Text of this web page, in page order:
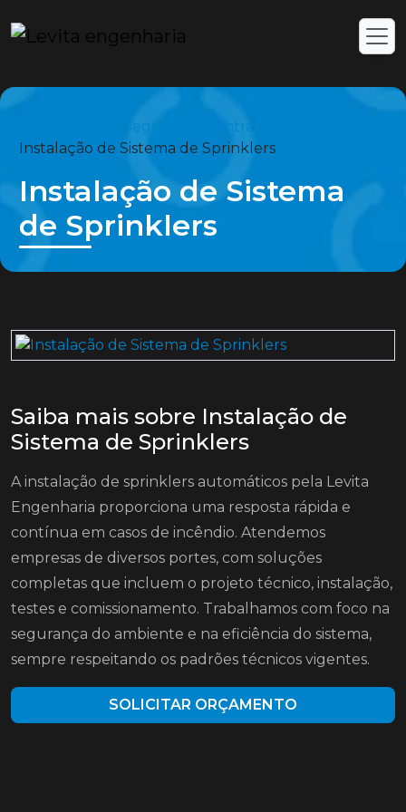
Segurança contra incêndio
Instalação de Sistema de Sprinklers
Instalação de Sistema
de Sprinklers
Saiba mais sobre Instalação de
Sistema de Sprinklers
A instalação de sprinklers automáticos pela Levita
Engenharia proporciona uma resposta rápida e
contínua em casos de incêndio. Atendemos
empresas de diversos portes, com soluções
completas que incluem o projeto técnico, instalação,
testes e comissionamento. Trabalhamos com foco na
segurança do ambiente e na eficiência do sistema,
sempre respeitando os padrões técnicos vigentes.
SOLICITAR ORÇAMENTO